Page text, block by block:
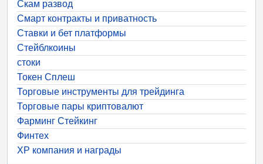
Скам развод
Смарт контракты и приватность
Ставки и бет платформы
Стейблкоины
стоки
Токен Сплеш
Торговые инструменты для трейдинга
Торговые пары криптовалют
Фарминг Стейкинг
Финтех
ХР компания и награды